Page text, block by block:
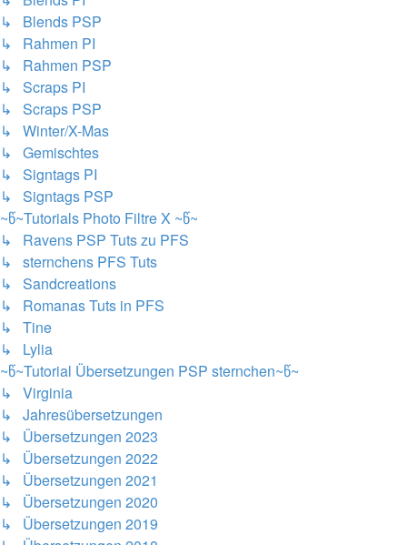
↳ Blends PSP
↳ Rahmen PI
↳ Rahmen PSP
↳ Scraps PI
↳ Scraps PSP
↳ Winter/X-Mas
↳ Gemischtes
↳ Signtags PI
↳ Signtags PSP
~წ~Tutorials Photo Filtre X ~წ~
↳ Ravens PSP Tuts zu PFS
↳ sternchens PFS Tuts
↳ Sandcreations
↳ Romanas Tuts in PFS
↳ Tine
↳ Lylia
~წ~Tutorial Übersetzungen PSP sternchen~წ~
↳ Virginia
↳ Jahresübersetzungen
↳ Übersetzungen 2023
↳ Übersetzungen 2022
↳ Übersetzungen 2021
↳ Übersetzungen 2020
↳ Übersetzungen 2019